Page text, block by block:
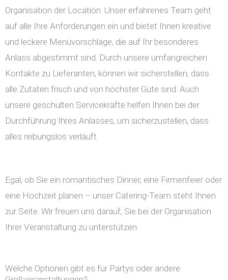
Organisation der Location. Unser erfahrenes Team geht
auf alle Ihre Anforderungen ein und bietet Ihnen kreative
und leckere Menüvorschläge, die auf Ihr besonderes
Anlass abgestimmt sind. Durch unsere umfangreichen
Kontakte zu Lieferanten, können wir sicherstellen, dass
alle Zutaten frisch und von höchster Güte sind. Auch
unsere geschulten Servicekräfte helfen Ihnen bei der
Durchführung Ihres Anlasses, um sicherzustellen, dass
alles reibungslos verläuft.
Egal, ob Sie ein romantisches Dinner, eine Firmenfeier oder
eine Hochzeit planen – unser Catering-Team steht Ihnen
zur Seite. Wir freuen uns darauf, Sie bei der Organisation
Ihrer Veranstaltung zu unterstützen.
Welche Optionen gibt es für Partys oder andere